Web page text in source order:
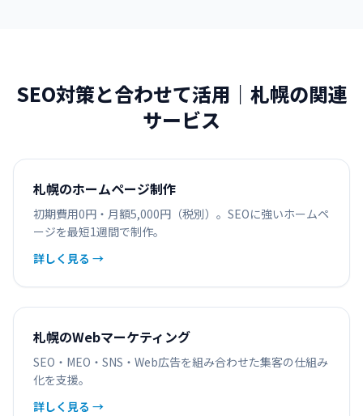
SEO対策と合わせて活用｜札幌の関連
サービス
札幌のホームページ制作
初期費用0円・月額5,000円（税別）。SEOに強いホームペ
ージを最短1週間で制作。
詳しく見る →
札幌のWebマーケティング
SEO・MEO・SNS・Web広告を組み合わせた集客の仕組み
化を支援。
詳しく見る →